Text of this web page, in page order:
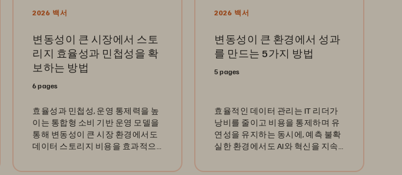
2026 백서
변동성이 큰 시장에서 스토
리지 효율성과 민첩성을 확
보하는 방법
6 pages
효율성과 민첩성, 운영 통제력을 높
이는 통합형 소비 기반 운영 모델을
통해 변동성이 큰 시장 환경에서도
데이터 스토리지 비용을 효과적으
2026 백서
변동성이 큰 환경에서 성과
를 만드는 5가지 방법
5 pages
효율적인 데이터 관리는 IT 리더가
낭비를 줄이고 비용을 통제하며 유
연성을 유지하는 동시에, 예측 불확
실한 환경에서도 AI와 혁신을 지속
다.